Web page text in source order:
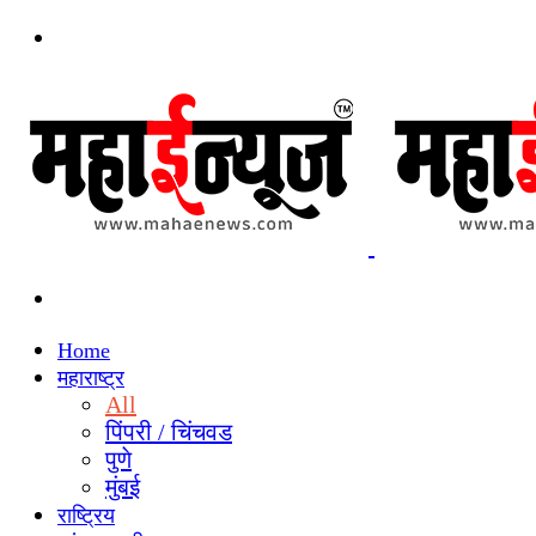
Home
महाराष्ट्र
All
पिंपरी / चिंचवड
पुणे
मुंबई
राष्ट्रिय